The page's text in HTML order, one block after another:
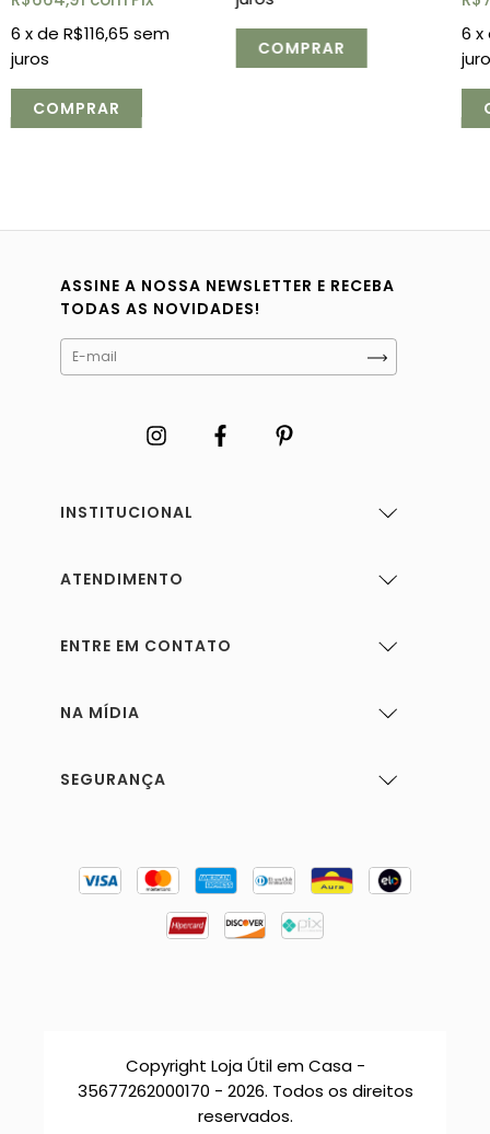
6 x de R$116,65 sem
juros
6 x
ASSINE A NOSSA NEWSLETTER E RECEBA
TODAS AS NOVIDADES!
INSTITUCIONAL
ATENDIMENTO
ENTRE EM CONTATO
NA MÍDIA
SEGURANÇA
Copyright Loja Útil em Casa -
35677262000170 - 2026. Todos os direitos
reservados.